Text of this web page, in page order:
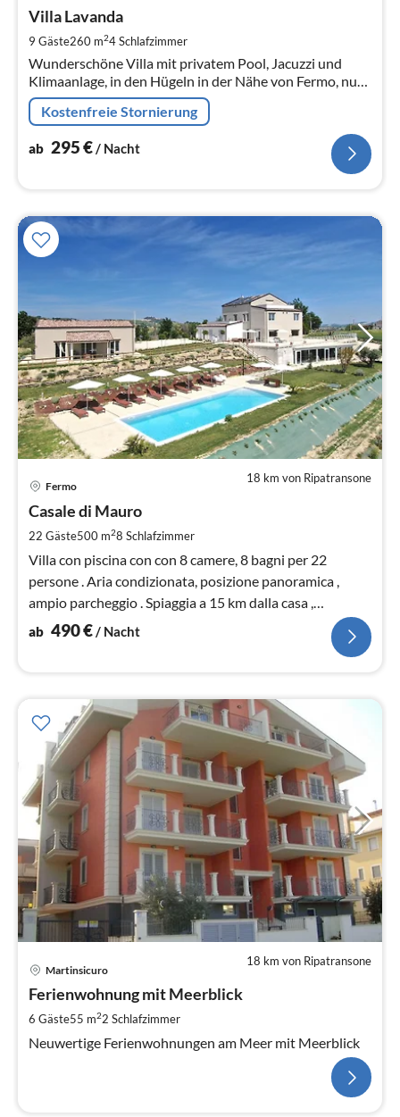
Villa Lavanda
9 Gäste260 m24Schlafzimmer
Wunderschöne Villa mit privatem Pool, Jacuzzi und
Klimaanlage, in den Hügeln in der Nähe von Fermo, nur
20 Minuten vom Strand von Porto San Giorgio
Kostenfreie Stornierung
ab 295€ / Nacht
18 km von Ripatransone
Fermo
Casale di Mauro
22 Gäste500 m28 Schlafzimmer
Villa con piscina con con 8 camere, 8 bagni per 22
persone . Aria condizionata, posizione panoramica ,
ampio parcheggio . Spiaggia a 15 km dalla casa ,
posizione tranquilla.
ab 490€/ Nacht
18 km von Ripatransone
Martinsicuro
Ferienwohnung mit Meerblick
6 Gäste55 m22 Schlafzimmer
Neuwertige Ferienwohnungen am Meer mit Meerblick